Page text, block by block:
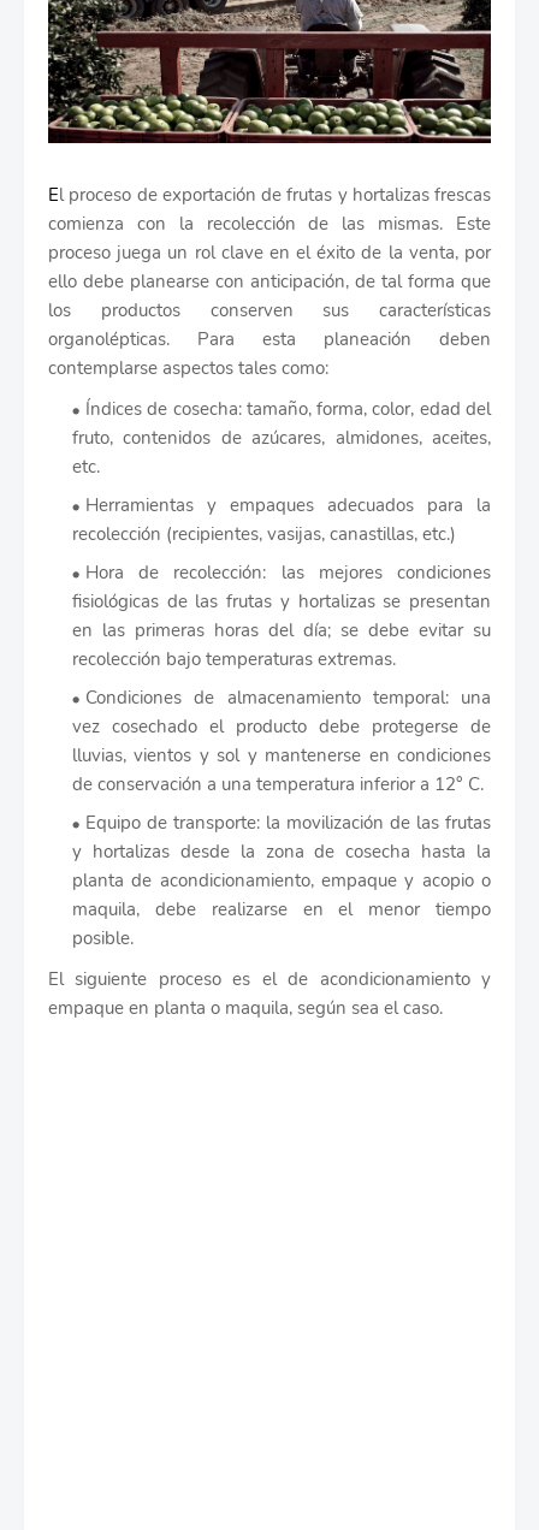
El proceso de exportación de frutas y hortalizas frescas
comienza con la recolección de las mismas. Este
proceso juega un rol clave en el éxito de la venta, por
ello debe planearse con anticipación, de tal forma que
los productos conserven sus características
organolépticas. Para esta planeación deben
contemplarse aspectos tales como:
Índices de cosecha: tamaño, forma, color, edad del
fruto, contenidos de azúcares, almidones, aceites,
etc.
Herramientas y empaques adecuados para la
recolección (recipientes, vasijas, canastillas, etc.)
Hora de recolección: las mejores condiciones
fisiológicas de las frutas y hortalizas se presentan
en las primeras horas del día; se debe evitar su
recolección bajo temperaturas extremas.
Condiciones de almacenamiento temporal: una
vez cosechado el producto debe protegerse de
lluvias, vientos y sol y mantenerse en condiciones
de conservación a una temperatura inferior a 12° C.
Equipo de transporte: la movilización de las frutas
y hortalizas desde la zona de cosecha hasta la
planta de acondicionamiento, empaque y acopio o
maquila, debe realizarse en el menor tiempo
posible.
El siguiente proceso es el de acondicionamiento y
empaque en planta o maquila, según sea el caso.